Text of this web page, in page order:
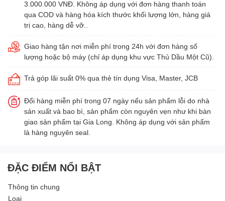
3.000.000 VNĐ. Không áp dụng với đơn hàng thanh toán
qua COD và hàng hóa kích thước khối lượng lớn, hàng giá
trị cao, hàng dễ vỡ..
Giao hàng tận nơi miễn phí trong 24h với đơn hàng số
lượng hoặc bộ máy (chỉ áp dụng khu vực Thủ Dầu Một Cũ).
Trả góp lãi suất 0% qua thẻ tín dụng Visa, Master, JCB
Đổi hàng miễn phí trong 07 ngày nếu sản phẩm lỗi do nhà
sản xuất và bao bì, sản phẩm còn nguyên vẹn như khi bàn
giao sản phẩm tại Gia Long. Không áp dụng với sản phẩm
là hàng nguyên seal.
ĐẶC ĐIỂM NỔI BẬT
Thông tin chung
Loại